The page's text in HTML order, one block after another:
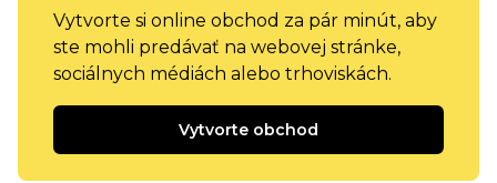
Vytvorte si online obchod za pár minút, aby
ste mohli predávať na webovej stránke,
sociálnych médiách alebo trhoviskách.
Vytvorte obchod